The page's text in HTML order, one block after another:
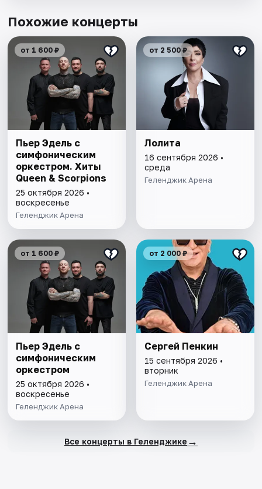
Похожие концерты
от 1 600 ₽
Пьер Эдель с
симфоническим
оркестром. Хиты
Queen & Scorpions
25 октября 2026 •
воскресенье
Геленджик Арена
от 2 500 ₽
Лолита
16 сентября 2026 •
среда
Геленджик Арена
от 1 600 ₽
Пьер Эдель с
симфоническим
оркестром
25 октября 2026 •
воскресенье
Геленджик Арена
от 2 000 ₽
Сергей Пенкин
15 сентября 2026 •
вторник
Геленджик Арена
Все концерты в Геленджике →